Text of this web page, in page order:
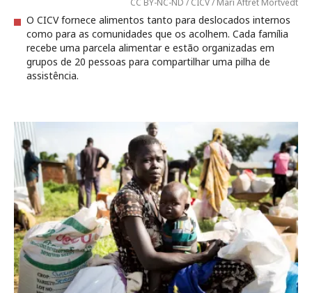
CC BY-NC-ND / CICV / Mari Aftret Mortvedt
O CICV fornece alimentos tanto para deslocados internos
como para as comunidades que os acolhem. Cada família
recebe uma parcela alimentar e estão organizadas em
grupos de 20 pessoas para compartilhar uma pilha de
assistência.